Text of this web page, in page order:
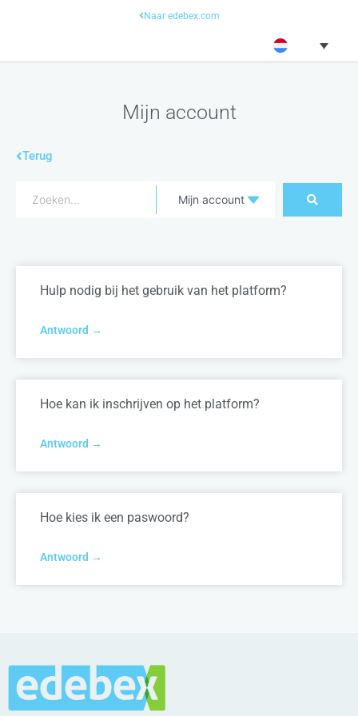
Naar edebex.com
Mijn account
Terug
Hulp nodig bij het gebruik van het platform?
Antwoord →
Hoe kan ik inschrijven op het platform?
Antwoord →
Hoe kies ik een paswoord?
Antwoord →